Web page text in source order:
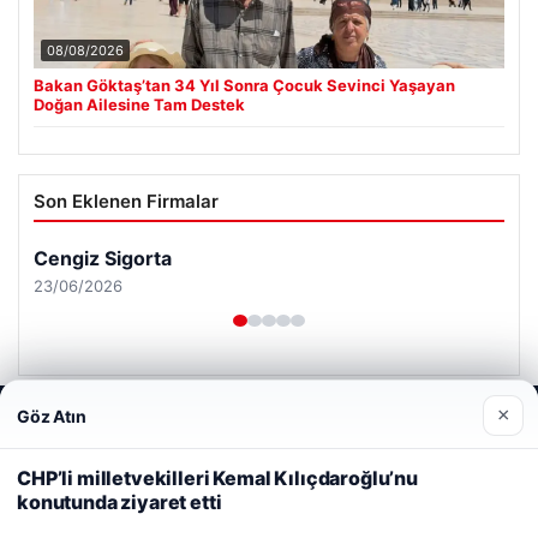
08/08/2026
Bakan Göktaş’tan 34 Yıl Sonra Çocuk Sevinci Yaşayan
Doğan Ailesine Tam Destek
Son Eklenen Firmalar
Cengiz Sigorta
23/06/2026
© 2026 Habersor – Yeni Haberler
Web sitemizi nasıl kullandığınızı daha iyi anlayabilmek,
deneyiminizi kişiselleştirmek ve geliştirmek amacıyla çerezler
kullanıyoruz.
Çerez Politikamız
Reddet Kabul Et
Göz Atın ×
CHP’li milletvekilleri Kemal Kılıçdaroğlu’nu
konutunda ziyaret etti